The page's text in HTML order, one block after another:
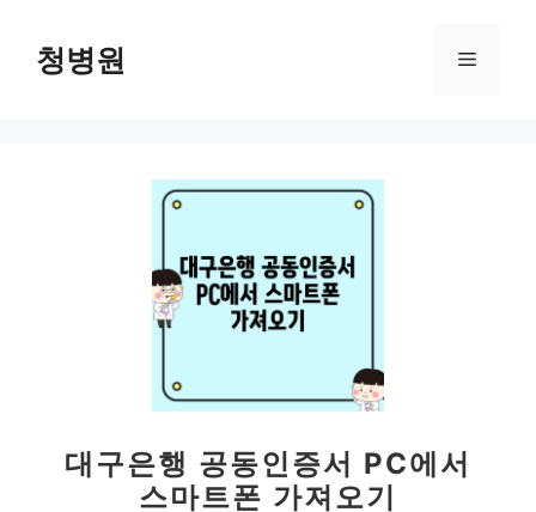
청병원 메
대구은행 공동인증서 PC에서
스마트폰 가져오기